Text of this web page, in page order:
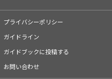
プライバシーポリシー
ガイドライン
ガイドブックに投稿する
お問い合わせ